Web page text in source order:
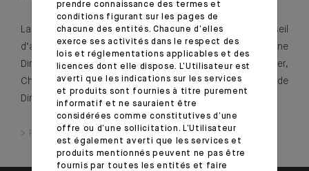
La gouvernance locale s’organise autour d’un Conseil
d’administration présidé par Jean-François Abadie et d’une
Direction opérationnelle dirigée par Marc-André Poirier,
Chief Executive Officer, également membre du Comité de
Direction du Groupe Indosuez.
> Pour en savoir plus, retrouvez ici nos publications
prendre connaissance des termes et
conditions figurant sur les pages de
chacune des entités. Chacune d’elles
exerce ses activités dans le respect des
lois et réglementations applicables et des
licences dont elle dispose. L’Utilisateur est
averti que les indications sur les services
et produits sont fournies à titre purement
informatif et ne sauraient être
considérées comme constitutives d’une
offre ou d’une sollicitation. L’Utilisateur
est également averti que les services et
produits mentionnés peuvent ne pas être
fournis par toutes les entités et faire